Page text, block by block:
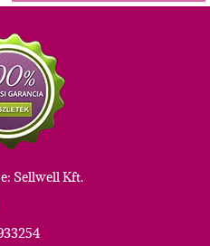
Sellwell Kft.